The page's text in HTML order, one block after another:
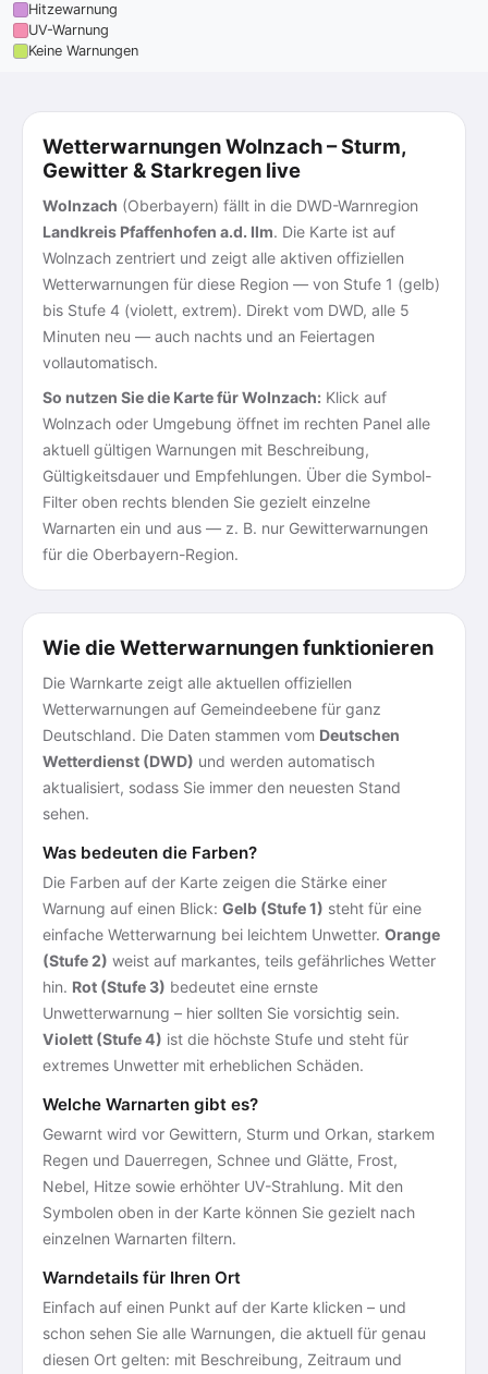
Hitzewarnung
UV-Warnung
Keine Warnungen
Wetterwarnungen Wolnzach – Sturm,
Gewitter & Starkregen live
Wolnzach (Oberbayern) fällt in die DWD-Warnregion
Landkreis Pfaffenhofen a.d. Ilm. Die Karte ist auf
Wolnzach zentriert und zeigt alle aktiven offiziellen
Wetterwarnungen für diese Region — von Stufe 1 (gelb)
bis Stufe 4 (violett, extrem). Direkt vom DWD, alle 5
Minuten neu — auch nachts und an Feiertagen
vollautomatisch.
So nutzen Sie die Karte für Wolnzach: Klick auf
Wolnzach oder Umgebung öffnet im rechten Panel alle
aktuell gültigen Warnungen mit Beschreibung,
Gültigkeitsdauer und Empfehlungen. Über die Symbol-
Filter oben rechts blenden Sie gezielt einzelne
Warnarten ein und aus — z. B. nur Gewitterwarnungen
für die Oberbayern-Region.
Wie die Wetterwarnungen funktionieren
Die Warnkarte zeigt alle aktuellen offiziellen
Wetterwarnungen auf Gemeindeebene für ganz
Deutschland. Die Daten stammen vom Deutschen
Wetterdienst (DWD) und werden automatisch
aktualisiert, sodass Sie immer den neuesten Stand
sehen.
Was bedeuten die Farben?
Die Farben auf der Karte zeigen die Stärke einer
Warnung auf einen Blick: Gelb (Stufe 1) steht für eine
einfache Wetterwarnung bei leichtem Unwetter. Orange
(Stufe 2) weist auf markantes, teils gefährliches Wetter
hin. Rot (Stufe 3) bedeutet eine ernste
Unwetterwarnung – hier sollten Sie vorsichtig sein.
Violett (Stufe 4) ist die höchste Stufe und steht für
extremes Unwetter mit erheblichen Schäden.
Welche Warnarten gibt es?
Gewarnt wird vor Gewittern, Sturm und Orkan, starkem
Regen und Dauerregen, Schnee und Glätte, Frost,
Nebel, Hitze sowie erhöhter UV-Strahlung. Mit den
Symbolen oben in der Karte können Sie gezielt nach
einzelnen Warnarten filtern.
Warndetails für Ihren Ort
Einfach auf einen Punkt auf der Karte klicken – und
schon sehen Sie alle Warnungen, die aktuell für genau
diesen Ort gelten: mit Beschreibung, Zeitraum und